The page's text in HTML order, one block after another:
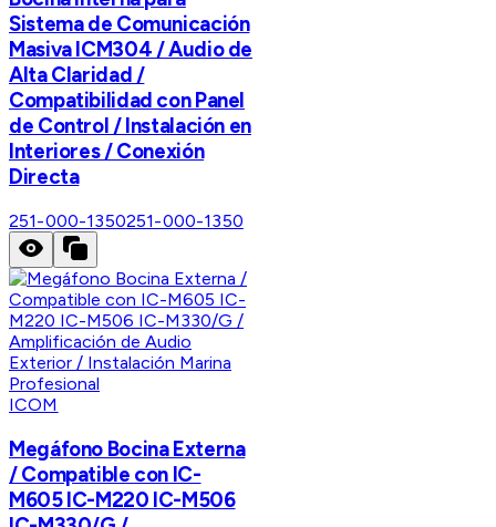
Sistema de Comunicación
Masiva ICM304 / Audio de
Alta Claridad /
Compatibilidad con Panel
de Control / Instalación en
Interiores / Conexión
Directa
251-000-1350251-000-1350
ICOM
Megáfono Bocina Externa
/ Compatible con IC-
M605 IC-M220 IC-M506